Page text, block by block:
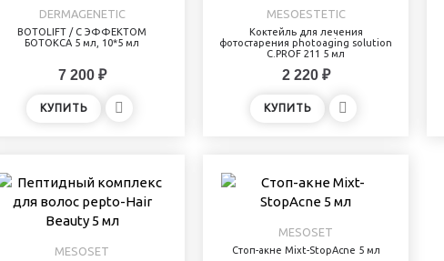
DERMAGENETIC
BOTOLIFT / С ЭФФЕКТОМ
БОТОКСА 5 мл, 10*5 мл
7 200 ₽
КУПИТЬ
MESOESTETIC
Коктейль для лечения
фотостарения photoaging solution
C.PROF 211 5 мл
2 220 ₽
КУПИТЬ
MESOSET
MESOSET
Стоп-акне Mixt-StopAcne 5 мл